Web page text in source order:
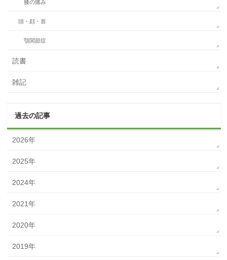
膝の痛み
頭・顔・首
顎関節症
読書
雑記
過去の記事
2026年
2025年
2024年
2021年
2020年
2019年